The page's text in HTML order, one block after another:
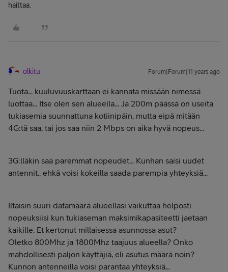
haittaa.
olkitu Forum|Forum|11 years ago
Tuota... kuuluvuuskarttaan ei kannata missään nimessä
luottaa... Itse olen sen alueella... Ja 200m päässä on useita
tukiasemia suunnattuna kotiinipäin, mutta eipä mitään
4G:tä saa, tai jos saa niin 2 Mbps on aika hyvä nopeus...
3G:lläkin saa paremmat nopeudet... Kunhan saisi uudet
antennit.. ehkä voisi kokeilla saada parempia yhteyksiä...
Iltaisin suuri datamäärä alueellasi vaikuttaa helposti
nopeuksiisi kun tukiaseman maksimikapasiteetti jaetaan
kaikille. Et kertonut millaisessa asunnossa asut?
Oletko 800Mhz ja 1800Mhz taajuus alueella? Onko
mahdollisesti paljon käyttäjiä, eli asutus määrä noin?
Kunnon antenneilla voisi parantaa yhteyksiä...